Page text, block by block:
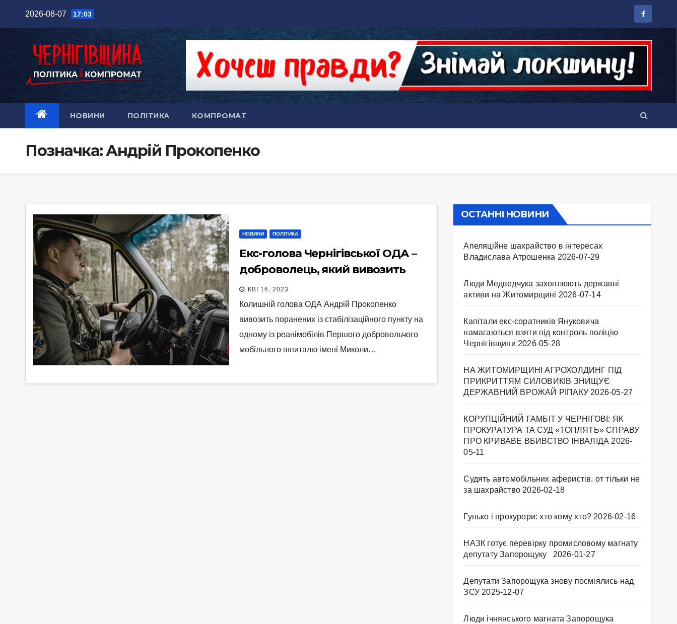
2026-08-07 17:03
НОВИНИ ПОЛІТИКА КОМПРОМАТ
Позначка:Андрій Прокопенко
НОВИНИ ПОЛІТИКА
Екс-голова Чернігівської ОДА –
доброволець, який вивозить
поранених
КВІ 16, 2023
Колишній голова ОДА Андрій Прокопенко
вивозить поранених із стабілізаційного пункту на
одному із реанімобілів Першого добровольчого
мобільного шпиталю імені Миколи…
ОСТАННІ НОВИНИ
Апеляційне шахрайство в інтересах
Владислава Атрошенка 2026-07-29
Люди Медведчука захоплюють державні
активи на Житомирщині 2026-07-14
Капітали екс-соратників Януковича
намагаються взяти під контроль поліцію
Чернігівщини 2026-05-28
НА ЖИТОМИРЩИНІ АГРОХОЛДИНГ ПІД
ПРИКРИТТЯМ СИЛОВИКІВ ЗНИЩУЄ
ДЕРЖАВНИЙ ВРОЖАЙ РІПАКУ ​ 2026-05-27
КОРУПЦІЙНИЙ ГАМБІТ У ЧЕРНІГОВІ: ЯК
ПРОКУРАТУРА ТА СУД «ТОПЛЯТЬ» СПРАВУ
ПРО КРИВАВЕ ВБИВСТВО ІНВАЛІДА 2026-
05-11
Судять автомобільних аферистів, от тільки не
за шахрайство 2026-02-18
Гунько і прокурори: хто кому хто? 2026-02-16
НАЗК готує перевірку промисловому магнату
депутату Запорощуку
2026-01-27
Депутати Запорощука знову посміялись над
ЗСУ 2025-12-07
Люди ічнянського магната Запорощука